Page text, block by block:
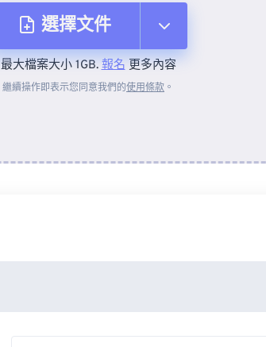
選擇文件
來自裝置
最大檔案大小 1GB.報名更多內容
繼續操作即表示您同意我們的使用條款 。